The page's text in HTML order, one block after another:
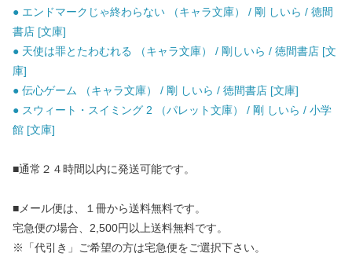
● エンドマークじゃ終わらない （キャラ文庫） / 剛 しいら / 徳間
書店 [文庫]
● 天使は罪とたわむれる （キャラ文庫） / 剛しいら / 徳間書店 [文
庫]
● 伝心ゲーム （キャラ文庫） / 剛 しいら / 徳間書店 [文庫]
● スウィート・スイミング 2 （パレット文庫） / 剛 しいら / 小学
館 [文庫]
■通常２４時間以内に発送可能です。
■メール便は、１冊から送料無料です。
宅急便の場合、2,500円以上送料無料です。
※「代引き」ご希望の方は宅急便をご選択下さい。